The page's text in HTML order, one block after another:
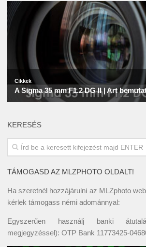
KERESÉS
TÁMOGASD AZ MLZPHOTO OLDALT!
Ha szeretnél hozzájárulni az MLZphoto
kérlek támogass némi adománnyal:
Egyszerűen használj banki
megjegyzéssel): OTP Bank 11773425-